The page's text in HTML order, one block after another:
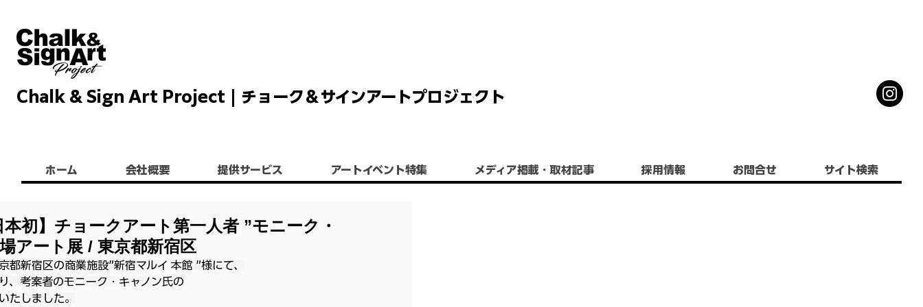
Chalk & Sign Art Project | チョーク＆サインアートプロジェクト
ホーム 会社概要 提供サービス アートイベント特集 ​メディア掲載・取材記事 採用情報 お問合せ サイト検索
初】チョークアート第一人者 ”モニーク・
アート展 / 東京都新宿区
都新宿区の商業施設”新宿マルイ 本館 ”様にて、
、考案者のモニーク・キャノン氏の
たしました。